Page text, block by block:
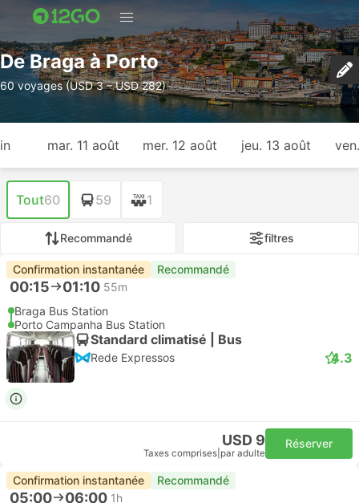
De Braga à Porto
60 voyages (USD 3 – USD 282)
mar. 11 août mer. 12 août jeu. 13 août
Tout60 59 1
Recommandé filtres
Confirmation instantanée Recommandé
00:15 01:10 55m
Braga Bus Station
Porto Campanha Bus Station
Standard climatisé | Bus
Rede Expressos 4.3
USD 9
Taxes comprises par adulte
Réserver
Confirmation instantanée Recommandé
05:00 06:00 1h